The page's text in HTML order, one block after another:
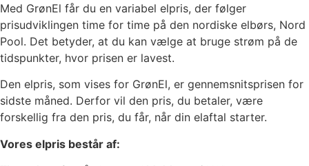
Med GrønEl får du en variabel elpris, der følger
prisudviklingen time for time på den nordiske elbørs, Nord
Pool. Det betyder, at du kan vælge at bruge strøm på de
tidspunkter, hvor prisen er lavest.
Den elpris, som vises for GrønEl, er gennemsnitsprisen for
sidste måned. Derfor vil den pris, du betaler, være
forskellig fra den pris, du får, når din elaftal starter.
Vores elpris består af: